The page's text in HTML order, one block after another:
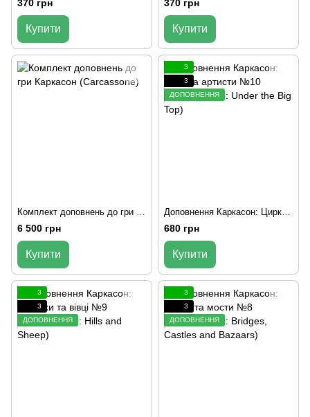
370 грн
Купити
370 грн
Купити
6 500 грн
Купити
3
3
ДОПОВНЕННЯ
680 грн
Купити
3
3
ДОПОВНЕННЯ
3
3
ДОПОВНЕННЯ